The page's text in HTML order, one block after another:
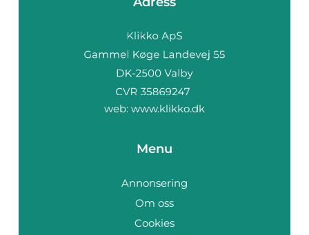
web: www.klikko.dk
Menu
Annonsering
Om oss
Cookies